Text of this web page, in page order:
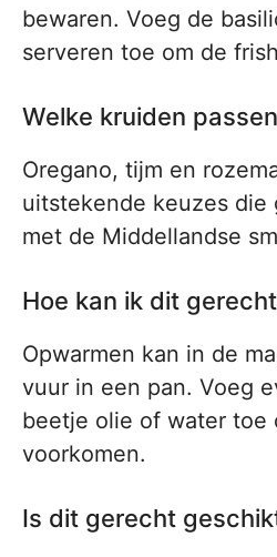
bewaren. Voeg de
serveren toe om de
Welke kruiden
Oregano, tijm en
uitstekende keuzes die
met de Middellandse
Hoe kan ik dit
Opwarmen kan in de
vuur in een pan. Voeg
beetje olie of water toe
voorkomen.
Is dit gerecht